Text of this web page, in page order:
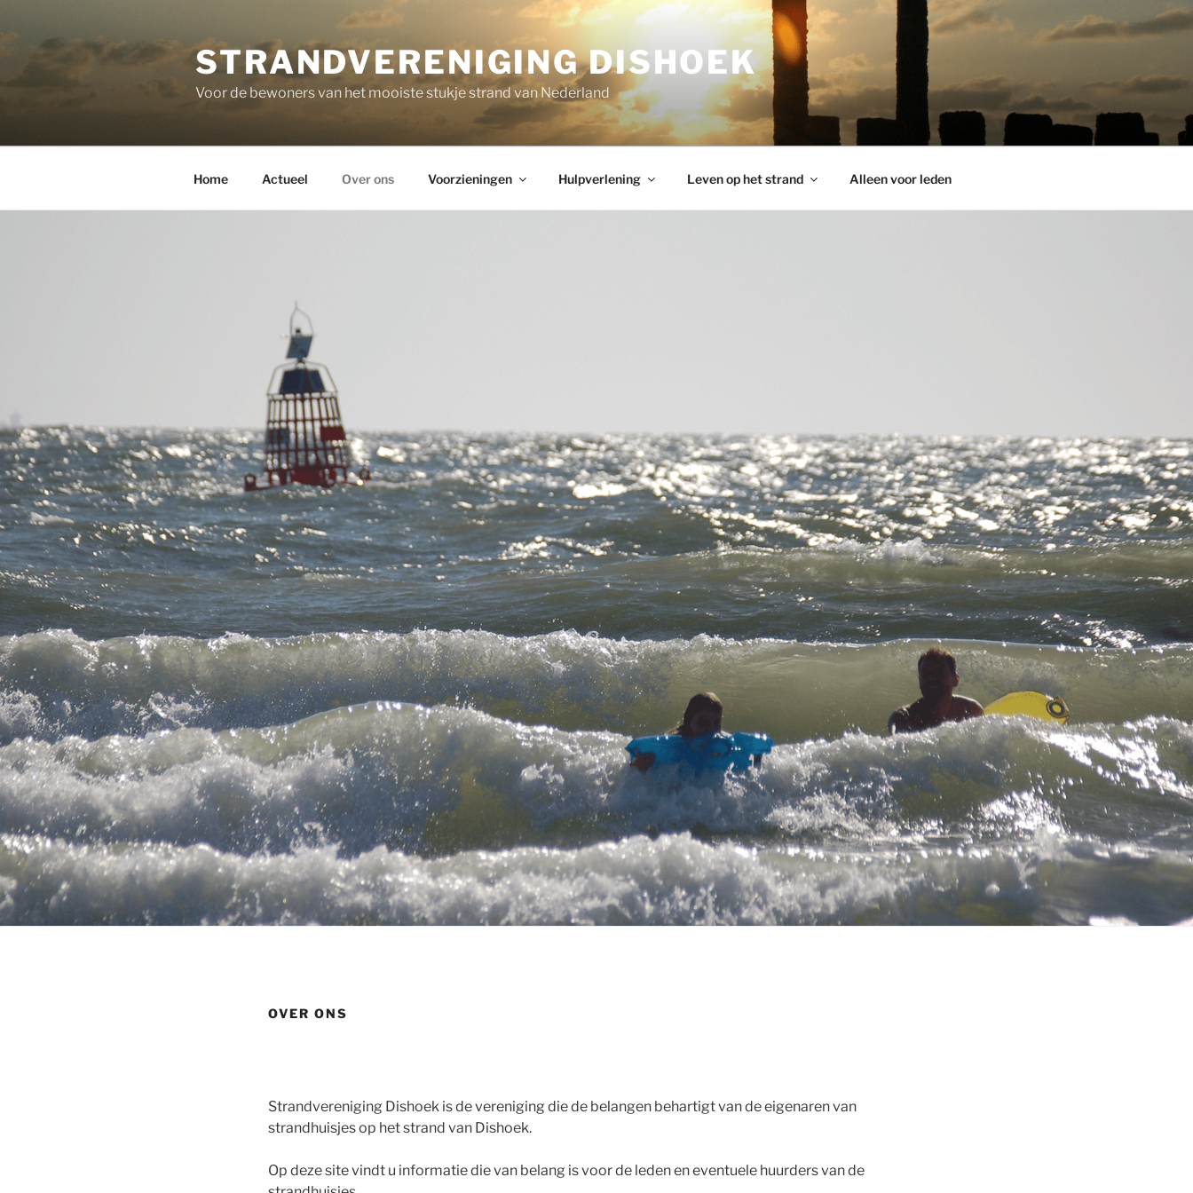
de
STRANDVERENIGING DISHOEK
Voor de bewoners van het mooiste stukje strand van Nederland
Home Actueel Over ons Voorzieningen Hulpverlening Leven op het strand Alleen voor leden
OVER ONS
Strandvereniging Dishoek is de vereniging die de belangen behartigt van de eigenaren van
strandhuisjes op het strand van Dishoek.
Op deze site vindt u informatie die van belang is voor de leden en eventuele huurders van de